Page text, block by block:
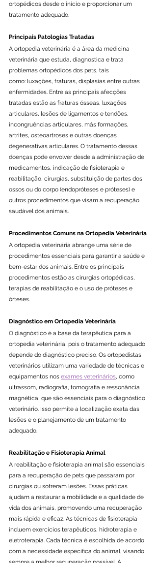
ortopédicos desde o início e proporcionar um
tratamento adequado.
Principais Patologias Tratadas
A ortopedia veterinária é a área da medicina
veterinária que estuda, diagnostica e trata
problemas ortopédicos dos pets, tais
como: luxações, fraturas, displasias entre outras
enfermidades. Entre as principais afecções
tratadas estão as fraturas ósseas, luxações
articulares, lesões de ligamentos e tendões,
incongruências articulares, más formações,
artrites, osteoartroses e outras doenças
degenerativas articulares. O tratamento dessas
doenças pode envolver desde a administração de
medicamentos, indicação de fisioterapia e
reabilitação, cirurgias, substituição de partes dos
ossos ou do corpo (endopróteses e próteses) e
outros procedimentos que visam a recuperação
saudável dos animais.
Procedimentos Comuns na Ortopedia Veterinária
A ortopedia veterinária abrange uma série de
procedimentos essenciais para garantir a saúde e
bem-estar dos animais. Entre os principais
procedimentos estão as cirurgias ortopédicas,
terapias de reabilitação e o uso de próteses e
órteses.
Diagnóstico em Ortopedia Veterinária
O diagnóstico é a base da terapêutica para a
ortopedia veterinária, pois o tratamento adequado
depende do diagnóstico preciso. Os ortopedistas
veterinários utilizam uma variedade de técnicas e
equipamentos nos exames veterinários, como
ultrassom, radiografia, tomografia e ressonância
magnética, que são essenciais para o diagnóstico
veterinário. Isso permite a localização exata das
lesões e o planejamento de um tratamento
adequado.
Reabilitação e Fisioterapia Animal
A reabilitação e fisioterapia animal são essenciais
para a recuperação de pets que passaram por
cirurgias ou sofreram lesões. Essas práticas
ajudam a restaurar a mobilidade e a qualidade de
vida dos animais, promovendo uma recuperação
mais rápida e eficaz. As técnicas de fisioterapia
incluem exercícios terapêuticos, hidroterapia e
eletroterapia. Cada técnica é escolhida de acordo
com a necessidade específica do animal, visando